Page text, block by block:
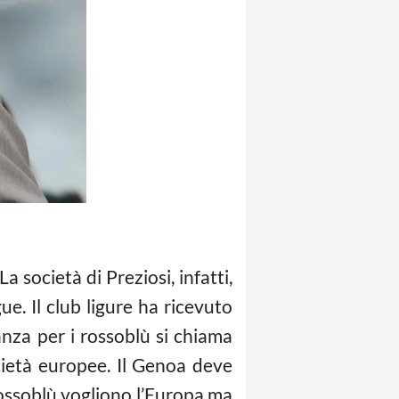
società di Preziosi, infatti,
Il club ligure ha ricevuto
per i rossoblù si chiama
europee. Il Genoa deve
vogliono l’Europa ma